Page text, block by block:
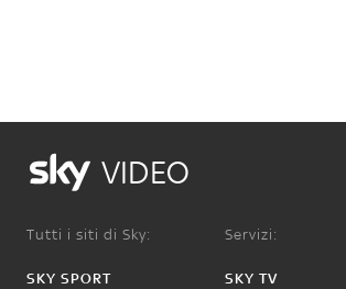
VIDEO
Tutti i siti di Sky:
SKY SPORT
Servizi:
SKY TV